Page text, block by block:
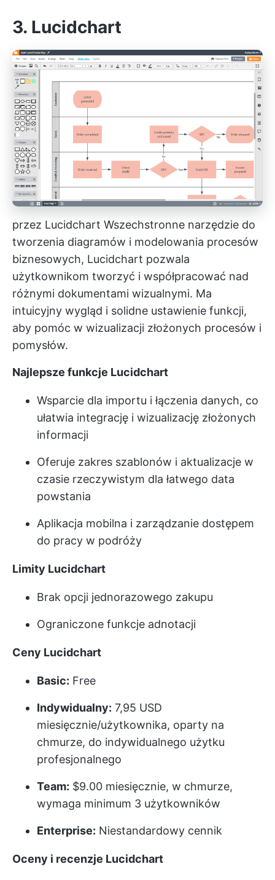
3. Lucidchart
przez Lucidchart Wszechstronne narzędzie do
tworzenia diagramów i modelowania procesów
biznesowych, Lucidchart pozwala
użytkownikom tworzyć i współpracować nad
różnymi dokumentami wizualnymi. Ma
intuicyjny wygląd i solidne ustawienie funkcji,
aby pomóc w wizualizacji złożonych procesów i
pomysłów.
Najlepsze funkcje Lucidchart
Wsparcie dla importu i łączenia danych, co
ułatwia integrację i wizualizację złożonych
informacji
Oferuje zakres szablonów i aktualizacje w
czasie rzeczywistym dla łatwego data
powstania
Aplikacja mobilna i zarządzanie dostępem
do pracy w podróży
Limity Lucidchart
Brak opcji jednorazowego zakupu
Ograniczone funkcje adnotacji
Ceny Lucidchart
Basic: Free
Indywidualny: 7,95 USD
miesięcznie/użytkownika, oparty na
chmurze, do indywidualnego użytku
profesjonalnego
Team: $9.00 miesięcznie, w chmurze,
wymaga minimum 3 użytkowników
Enterprise: Niestandardowy cennik
Oceny i recenzje Lucidchart